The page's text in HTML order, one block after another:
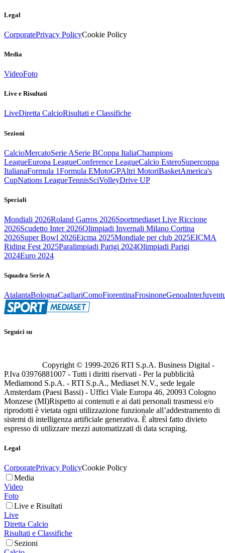
Legal
CorporatePrivacy PolicyCookie Policy
Media
VideoFoto
Live e Risultati
LiveDiretta CalcioRisultati e Classifiche
Sezioni
CalcioMercatoSerie ASerie BCoppa ItaliaChampions
LeagueEuropa LeagueConference LeagueCalcio EsteroSupercoppa
ItalianaFormula 1Formula EMotoGPAltri MotoriBasketAmerica's
CupNations LeagueTennisSciVolleyDrive UP
Speciali
Mondiali 2026Roland Garros 2026Sportmediaset Live Riccione
2026Scudetto Inter 2026Olimpiadi Invernali Milano Cortina
2026Super Bowl 2026Eicma 2025Mondiale per club 2025EICMA
Riding Fest 2025Paralimpiadi Parigi 2024Olimpiadi Parigi
2024Euro 2024
Squadra Serie A
AtalantaBolognaCagliariComoFiorentinaFrosinoneGenoaInter
Seguici su
Copyright © 1999-2026 RTI S.p.A. Business Digital -
P.Iva 03976881007 - Tutti i diritti riservati - Per la pubblicità
Mediamond S.p.A. - RTI S.p.A., Mediaset N.V., sede legale
Amsterdam (Paesi Bassi) - Uffici Viale Europa 46, 20093 Cologno
Monzese (MI)Rispetto ai contenuti e ai dati personali trasmessi e/o
riprodotti è vietata ogni utilizzazione funzionale all’addestramento di
sistemi di intelligenza artificiale generativa. È altresì fatto divieto
espresso di utilizzare mezzi automatizzati di data scraping.
Legal
CorporatePrivacy PolicyCookie Policy
Media
Video
Foto
Live e Risultati
Live
Diretta Calcio
Risultati e Classifiche
Sezioni